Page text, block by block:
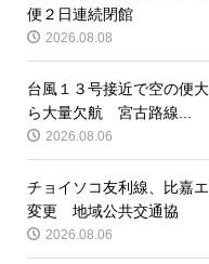
便２日連続閉館
2026.08.08
台風１３号接近で空の便
ら大量欠航 宮古路線...
2026.08.06
チョイソコ友利線、比嘉
変更 地域公共交通協
2026.08.06